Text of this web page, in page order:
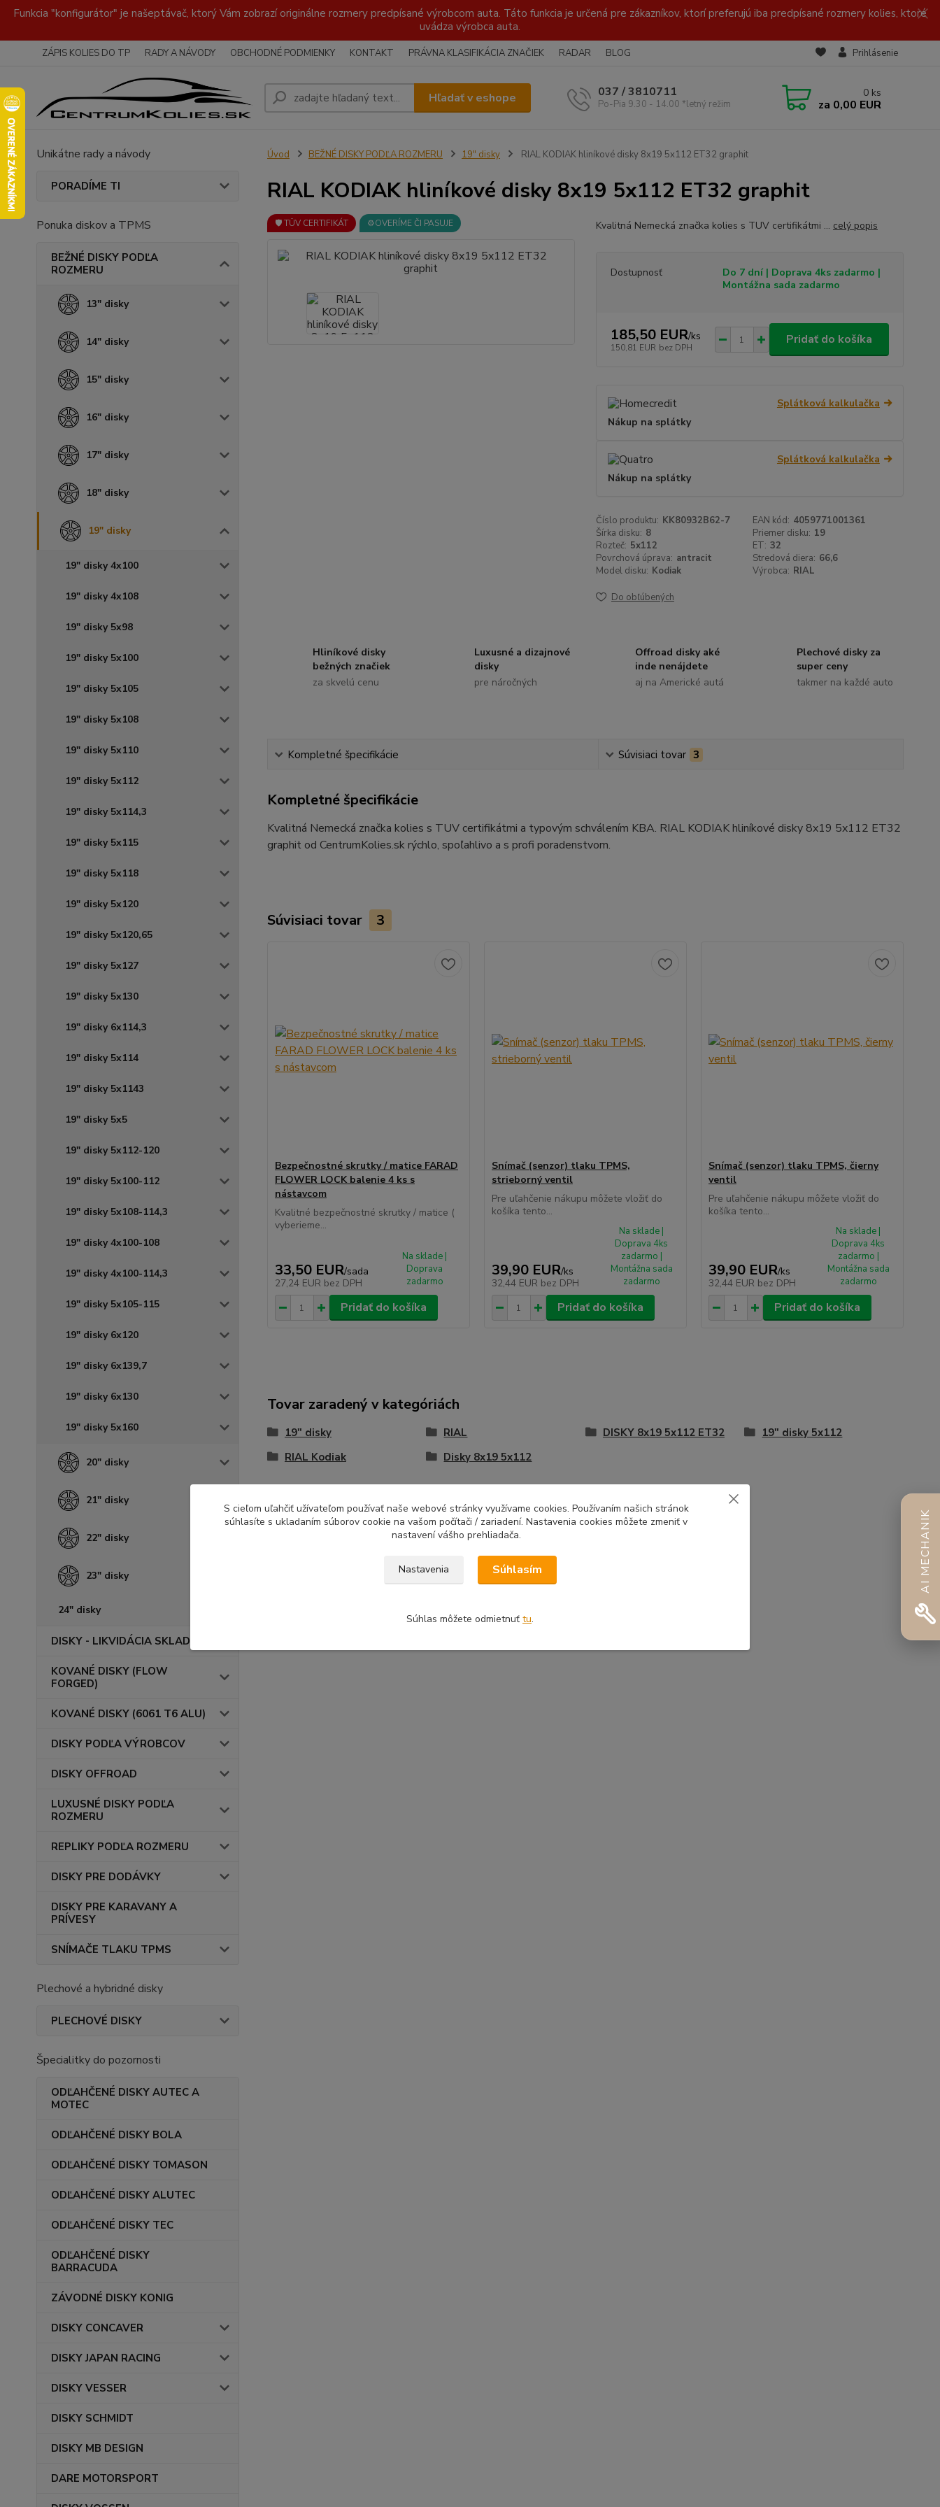
Funkcia "konfigurátor" je našeptávač, ktorý Vám zobrazí originálne rozmery predpísané výrobcom auta. Táto funkcia je určená pre zákazníkov, ktorí preferujú iba predpísané rozmery kolies, ktoré
uvádza výrobca auta.
ZÁPIS KOLIES DO TP RADY A NÁVODY OBCHODNÉ PODMIENKY KONTAKT PRÁVNA KLASIFIKÁCIA ZNAČIEK RADAR BLOG Prihlásenie
Hľadať v eshope 037 / 3810711
Po-Pia 9.30 - 14.00 *letný režim
0 ks
za 0,00 EUR
Unikátne rady a návody
PORADÍME TI
Ponuka diskov a TPMS
BEŽNÉ DISKY PODĽA
ROZMERU
13" disky
14" disky
15" disky
16" disky
17" disky
18" disky
19" disky
19" disky 4x100
19" disky 4x108
19" disky 5x98
19" disky 5x100
19" disky 5x105
19" disky 5x108
19" disky 5x110
19" disky 5x112
19" disky 5x114,3
19" disky 5x115
19" disky 5x118
19" disky 5x120
19" disky 5x120,65
19" disky 5x127
19" disky 5x130
19" disky 6x114,3
19" disky 5x114
19" disky 5x1143
19" disky 5x5
19" disky 5x112-120
19" disky 5x100-112
19" disky 5x108-114,3
19" disky 4x100-108
19" disky 4x100-114,3
19" disky 5x105-115
19" disky 6x120
19" disky 6x139,7
19" disky 6x130
19" disky 5x160
20" disky
21" disky
22" disky
23" disky
24" disky
DISKY - LIKVIDÁCIA SKLADU
KOVANÉ DISKY (FLOW
FORGED)
KOVANÉ DISKY (6061 T6 ALU)
DISKY PODĽA VÝROBCOV
DISKY OFFROAD
LUXUSNÉ DISKY PODĽA
ROZMERU
REPLIKY PODĽA ROZMERU
DISKY PRE DODÁVKY
DISKY PRE KARAVANY A
PRÍVESY
SNÍMAČE TLAKU TPMS
Plechové a hybridné disky
PLECHOVÉ DISKY
Špecialitky do pozornosti
ODĽAHČENÉ DISKY AUTEC A
MOTEC
ODĽAHČENÉ DISKY BOLA
ODĽAHČENÉ DISKY TOMASON
ODĽAHČENÉ DISKY ALUTEC
ODĽAHČENÉ DISKY TEC
ODĽAHČENÉ DISKY
BARRACUDA
ZÁVODNÉ DISKY KONIG
DISKY CONCAVER
DISKY JAPAN RACING
DISKY VESSER
DISKY SCHMIDT
DISKY MB DESIGN
DARE MOTORSPORT
Úvod BEŽNÉ DISKY PODĽA ROZMERU 19" disky RIAL KODIAK hliníkové disky 8x19 5x112 ET32 graphit
RIAL KODIAK hliníkové disky 8x19 5x112 ET32 graphit
🛡️ TÜV CERTIFIKÁT ⚙️OVERÍME ČI PASUJE Kvalitná Nemecká značka kolies s TUV certifikátmi ... celý popis
Dostupnosť
Do 7 dní | Doprava 4ks zadarmo |
Montážna sada zadarmo
185,50 EUR/ks
150,81 EUR bez DPH
Pridať do košíka
Splátková kalkulačka
Nákup na splátky
Splátková kalkulačka
Nákup na splátky
Číslo produktu: KK80932B62-7 EAN kód: 4059771001361
Šírka disku: 8 Priemer disku: 19
Rozteč: 5x112 ET: 32
Povrchová úprava: antracit Stredová diera: 66,6
Model disku: Kodiak Výrobca: RIAL
Do obľúbených
Hliníkové disky
bežných značiek
za skvelú cenu
Luxusné a dizajnové
disky
pre náročných
Offroad disky aké
inde nenájdete
aj na Americké autá
Plechové disky za
super ceny
takmer na každé auto
Kompletné špecifikácie Súvisiaci tovar 3
Kompletné špecifikácie
Kvalitná Nemecká značka kolies s TUV certifikátmi a typovým schválením KBA. RIAL KODIAK hliníkové disky 8x19 5x112 ET32
graphit od CentrumKolies.sk rýchlo, spoľahlivo a s profi poradenstvom.
Súvisiaci tovar 3
Bezpečnostné skrutky / matice FARAD
FLOWER LOCK balenie 4 ks s
nástavcom
Kvalitné bezpečnostné skrutky / matice (
vyberieme...
33,50 EUR/sada
27,24 EUR bez DPH
Na sklade |
Doprava
zadarmo
Pridať do košíka
Snímač (senzor) tlaku TPMS,
strieborný ventil
Pre uľahčenie nákupu môžete vložiť do
košíka tento...
39,90 EUR/ks
32,44 EUR bez DPH
Na sklade |
Doprava 4ks
zadarmo |
Montážna sada
zadarmo
Pridať do košíka
Snímač (senzor) tlaku TPMS, čierny
ventil
Pre uľahčenie nákupu môžete vložiť do
košíka tento...
39,90 EUR/ks
32,44 EUR bez DPH
Na sklade |
Doprava 4ks
zadarmo |
Montážna sada
zadarmo
Pridať do košíka
Tovar zaradený v kategóriách
19" disky RIAL DISKY 8x19 5x112 ET32
19" disky 5x112
RIAL Kodiak
Disky 8x19 5x112
AI MECHANIK
S cieľom uľahčiť užívateľom používať naše webové stránky využívame cookies. Používaním našich stránok
súhlasíte s ukladaním súborov cookie na vašom počítači / zariadení. Nastavenia cookies môžete zmeniť v
nastavení vášho prehliadača.
Nastavenia Súhlasím
Súhlas môžete odmietnuť tu.